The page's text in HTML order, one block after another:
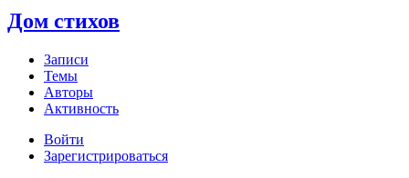
Дом стихов
Записи
Темы
Авторы
Активность
Войти
Зарегистрироваться